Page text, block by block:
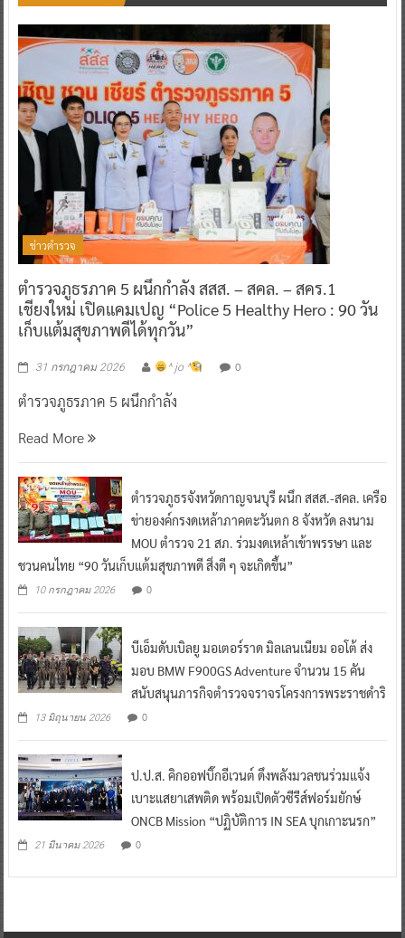
ข่าวตำรวจ
ตำรวจภูธรภาค 5 ผนึกกำลัง สสส. – สคล. – สคร.1
เชียงใหม่ เปิดแคมเปญ “Police 5 Healthy Hero : 90 วัน
เก็บแต้มสุขภาพดีได้ทุกวัน”
31 กรกฎาคม 2026 ^ jo ^ 0
ตำรวจภูธรภาค 5 ผนึกกำลัง
Read More
ตำรวจภูธรจังหวัดกาญจนบุรี ผนึก สสส.-สคล. เครือ
ข่ายองค์กรงดเหล้าภาคตะวันตก 8 จังหวัด ลงนาม
MOU ตำรวจ 21 สภ. ร่วมงดเหล้าเข้าพรรษา และ
ชวนคนไทย “90 วันเก็บแต้มสุขภาพดี สิ่งดี ๆ จะเกิดขึ้น”
10 กรกฎาคม 2026 0
บีเอ็มดับเบิลยู มอเตอร์ราด มิลเลนเนียม ออโต้ ส่ง
มอบ BMW F900GS Adventure จำนวน 15 คัน
สนับสนุนภารกิจตำรวจจราจรโครงการพระราชดำริ
13 มิถุนายน 2026 0
ป.ป.ส. คิกออฟบิ๊กอีเวนต์ ดึงพลังมวลชนร่วมแจ้ง
เบาะแสยาเสพติด พร้อมเปิดตัวซีรีส์ฟอร์มยักษ์
ONCB Mission “ปฏิบัติการ IN SEA บุกเกาะนรก”
21 มีนาคม 2026 0